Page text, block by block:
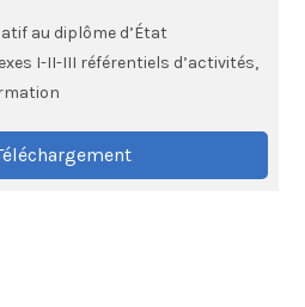
au diplôme d’État
I-II-III référentiels d’activités,